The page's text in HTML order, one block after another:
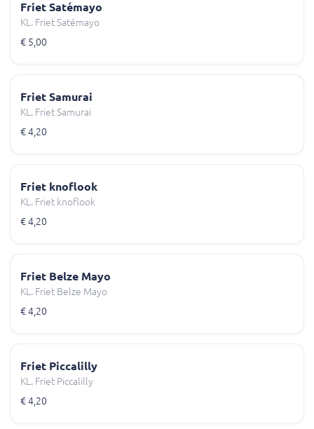
Friet Satémayo
KL. Friet Satémayo
€ 5,00
Friet Samurai
KL. Friet Samurai
€ 4,20
Friet knoflook
KL. Friet knoflook
€ 4,20
Friet Belze Mayo
KL. Friet Belze Mayo
€ 4,20
Friet Piccalilly
KL. Friet Piccalilly
€ 4,20